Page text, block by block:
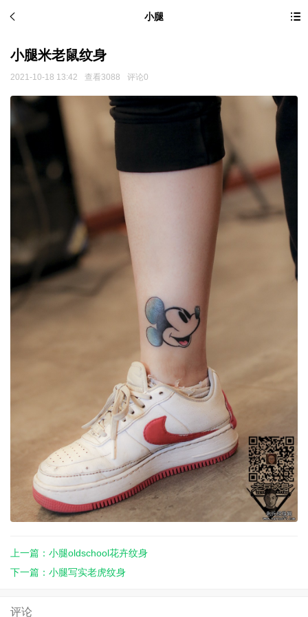
小腿
小腿米老鼠纹身
2021-10-18 13:42 查看3088 评论0
上一篇：小腿oldschool花卉纹身
下一篇：小腿写实老虎纹身